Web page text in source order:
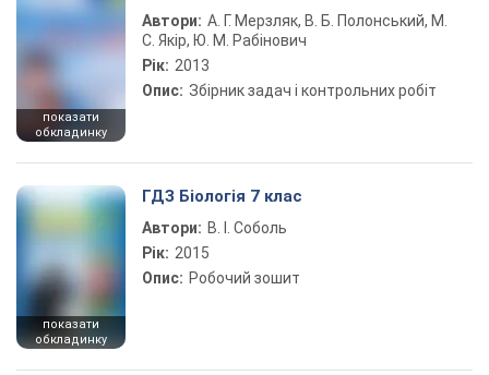
показати
обкладинку
Автори: А. Г. Мерзляк, В. Б. Полонський, М.
С. Якір, Ю. М. Рабінович
Рік: 2013
Опис: Збірник задач і контрольних робіт
показати
обкладинку
ГДЗ Біологія 7 клас
Автори: В. І. Соболь
Рік: 2015
Опис: Робочий зошит